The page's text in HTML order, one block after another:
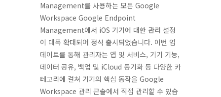
Management를 사용하는 모든 Google
Workspace Google Endpoint
Management에서 iOS 기기에 대한 관리 설정
이 대폭 확대되어 정식 출시되었습니다. 이번 업
데이트를 통해 관리자는 앱 및 서비스, 기기 기능,
데이터 공유, 백업 및 iCloud 동기화 등 다양한 카
테고리에 걸쳐 기기의 핵심 동작을 Google
Workspace 관리 콘솔에서 직접 관리할 수 있습